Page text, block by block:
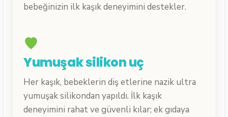
bebeğinizin ilk kaşık deneyimini destekler.
Yumuşak silikon uç
Her kaşık, bebeklerin diş etlerine nazik ultra
yumuşak silikondan yapıldı. İlk kaşık
deneyimini rahat ve güvenli kılar; ek gıdaya